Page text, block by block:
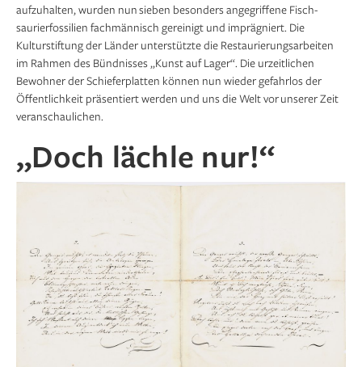
aufzuhalten, wurden nun sieben besonders angegriffene Fisch­
saurier­fossilien fachmännisch gereinigt und imprägniert. Die
Kulturstiftung der Länder unterstützte die Restaurierungsarbeiten
im Rahmen des Bündnisses „Kunst auf Lager“. Die urzeitlichen
Bewohner der Schieferplatten können nun wieder gefahrlos der
Öffentlichkeit präsentiert werden und uns die Welt vor unserer Zeit
veranschaulichen.
„Doch lächle nur!“